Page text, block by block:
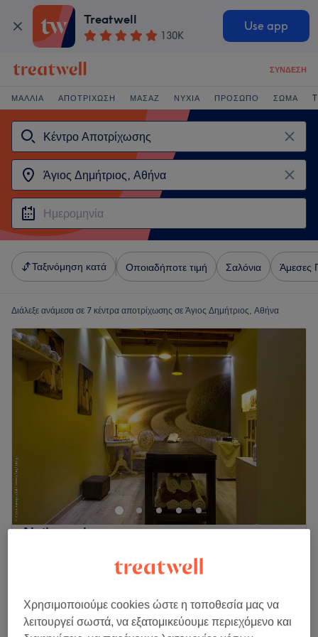
Treatwell
130K
Use app
ΣΎΝΔΕΣΗ
ΜΑΛΛΙΆ ΑΠΟΤΡΊΧΩΣΗ ΜΑΣΆΖ ΝΎΧΙΑ ΠΡΌΣΩΠΟ ΣΏΜΑ
Ταξινόμηση κατά Οποιαδήποτε τιμή Σαλόνια Άμεσες
Διάλεξε ανάμεσα σε 7 κέντρα αποτρίχωσης σε Άγιος Δημήτριος, Αθήνα
Nails spa bar
Άγιος Δημήτριος, Αθήνα
Εμφάνιση στον χάρτη
45 λεπτά
€ 120
Laser -Basic περιοχές
€ 120
Χρησιμοποιούμε cookies ώστε η τοποθεσία μας να
λειτουργεί σωστά, να εξατομικεύουμε περιεχόμενο και